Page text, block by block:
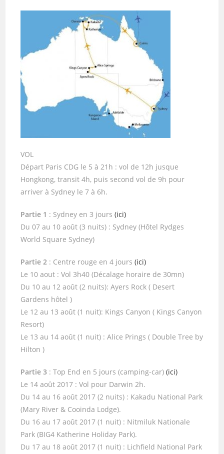
VOL
Départ Paris CDG le 5 à 21h : vol de 12h jusque
Hongkong, transit 4h, puis second vol de 9h pour
arriver à Sydney le 7 à 6h.
Partie 1 : Sydney en 3 jours(ici)
Du 07 au 10 août (3 nuits) : Sydney (Hôtel Rydges
World Square Sydney)
Partie 2 : Centre rouge en 4 jours(ici)
Le 10 aout : Vol 3h40 (Décalage horaire de 30mn)
Du 10 au 12 août (2 nuits): Ayers Rock ( Desert
Gardens hôtel )
Le 12 au 13 août (1 nuit): Kings Canyon ( Kings Canyon
Resort)
Le 13 au 14 août (1 nuit) : Alice Prings ( Double Tree by
Hilton )
Partie 3 : Top End en 5 jours (camping-car)(ici)
Le 14 août 2017 : Vol pour Darwin 2h.
Du 14 au 16 août 2017 (2 nuits) : Kakadu National Park
(Mary River & Cooinda Lodge).
Du 16 au 17 août 2017 (1 nuit) : Nitmiluk Nationale
Park (BIG4 Katherine Holiday Park).
Du 17 au 18 août 2017 (1 nuit) : Lichfield National Park